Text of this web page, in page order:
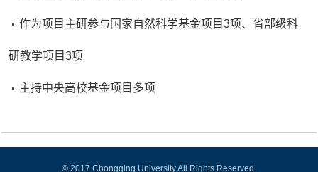
作为项目主研参与国家自然科学基金项目3项、省部级科
研教学项目3项
主持中央高校基金项目多项
© 2017 Chongqing University All Rights Reserved.